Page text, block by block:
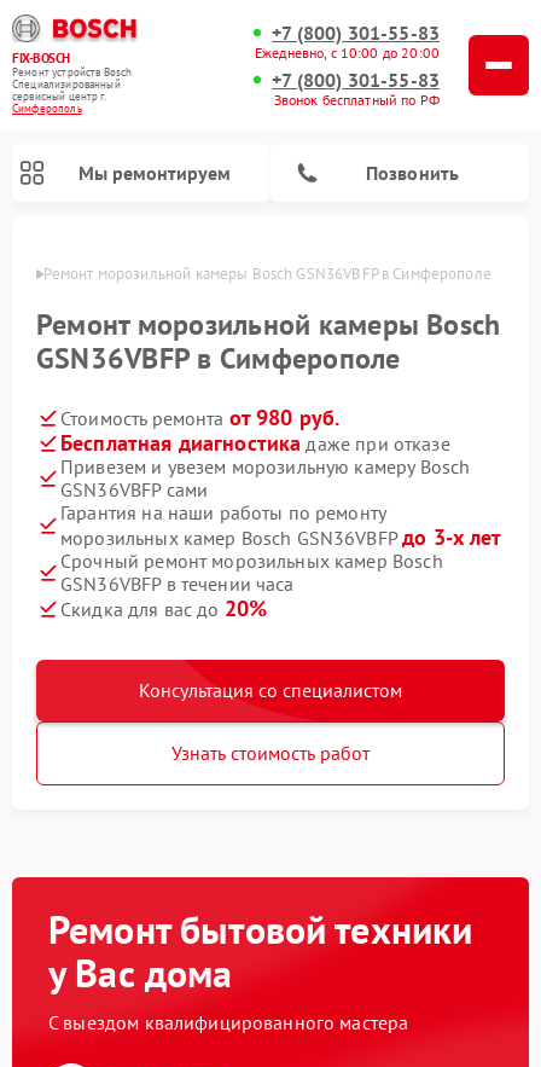
FIX-BOSCH
Ремонт устройств Bosch
Специализированный
cервисный центр г.
Симферополь
+7 (800) 301-55-83
Ежедневно, с 10:00 до 20:00
+7 (800) 301-55-83
Звонок бесплатный по РФ
Мы ремонтируем Позвонить
Ремонт морозильной камеры Bosch GSN36VBFP в Симферополе
Ремонт морозильной камеры Bosch
GSN36VBFP в Симферополе
Стоимость ремонта от 980 руб.
Бесплатная диагностика даже при отказе
Привезем и увезем морозильную камеру Bosch
GSN36VBFP сами
Гарантия на наши работы по ремонту
морозильных камер Bosch GSN36VBFPдо 3-х лет
Срочный ремонт морозильных камер Bosch
GSN36VBFP в течении часа
Скидка для вас до 20%
Консультация со специалистом
Узнать стоимость работ
Ремонт бытовой техники
у Вас дома
С выездом квалифицированного мастера